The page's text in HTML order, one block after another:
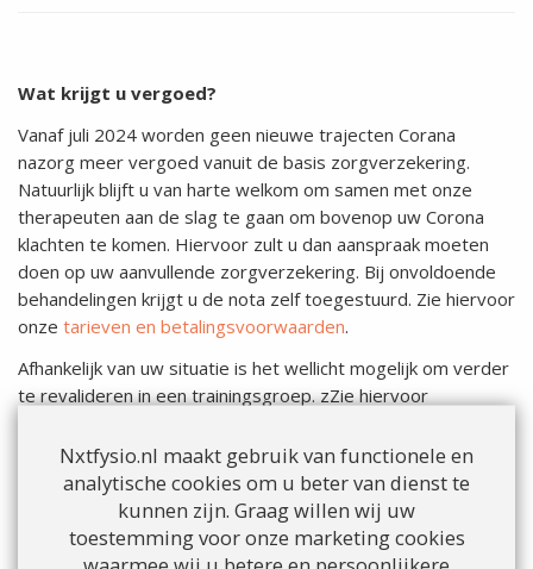
Nxtfysio.nl maakt gebruik van functionele en
analytische cookies om u beter van dienst te
kunnen zijn. Graag willen wij uw
toestemming voor onze marketing cookies
Wat krijgt u vergoed?
Vanaf juli 2024 worden geen nieuwe trajecten Corana
nazorg meer vergoed vanuit de basis zorgverzekering.
Natuurlijk blijft u van harte welkom om samen met onze
therapeuten aan de slag te gaan om bovenop uw Corona
klachten te komen. Hiervoor zult u dan aanspraak moeten
doen op uw aanvullende zorgverzekering. Bij onvoldoende
behandelingen krijgt u de nota zelf toegestuurd. Zie hiervoor
onze tarieven en betalingsvoorwaarden.
Afhankelijk van uw situatie is het wellicht mogelijk om verder
te revalideren in een trainingsgroep. zZie hiervoor